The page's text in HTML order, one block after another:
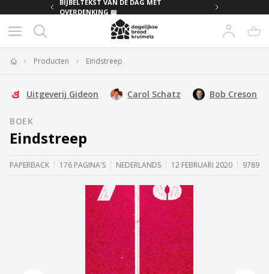
BIJBELTEKST VAN DE DAG MET
OVERDENKING 📖
Producten Eindstreep
Uitgeverij Gideon Carol Schatz Bob Creson
BOEK
Eindstreep
PAPERBACK 176 PAGINA'S NEDERLANDS 12 FEBRUARI 2020